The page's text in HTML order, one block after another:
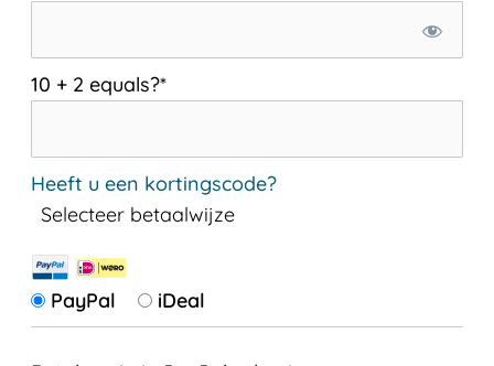
10 + 2 equals?*
Heeft u een kortingscode?
Selecteer betaalwijze
PayPal iDeal